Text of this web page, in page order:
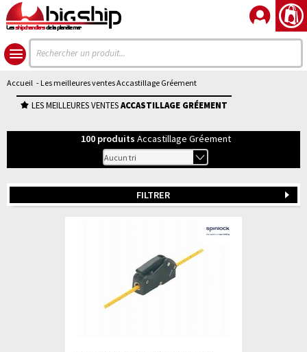
Lesshipchandlersde la planète mer
Accueil - Les meilleures ventes Accastillage Gréement
LES MEILLEURES VENTESACCASTILLAGE GRÉEMENT
100produits Accastillage Gréement
FILTRER